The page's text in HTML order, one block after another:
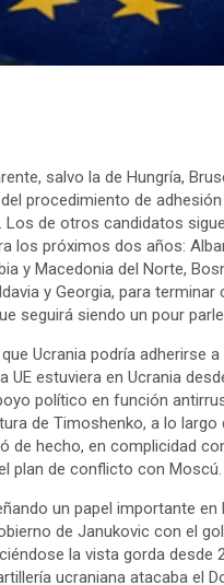
salvo la de Hungría,
procedimiento de adhesión
Los de otros candidatos
los próximos dos años:
y Macedonia del Norte,
y Georgia, para terminar
seguirá siendo un pour
Ucrania podría adherirse a
UE estuviera en Ucrania
político en función
de Timoshenko, a lo largo
de hecho, en complicidad
plan de conflicto con Moscú.
un papel importante en
de Janukovic con el
la vista gorda desde
ucraniana atacaba el